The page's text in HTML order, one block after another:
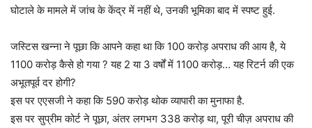
घोटाले के मामले में जांच के केंद्र में नहीं थे, उनकी भूमिका बाद में स्पष्ट हुई.
जस्टिस खन्ना ने पूछा कि आपने कहा था कि 100 करोड़ अपराध की आय है, ये
1100 करोड़ कैसे हो गया ? यह 2 या 3 वर्षों में 1100 करोड़… यह रिटर्न की एक
अभूतपूर्व दर होगी?
इस पर एएसजी ने कहा कि 590 करोड़ थोक व्यापारी का मुनाफा है.
इस पर सुप्रीम कोर्ट ने पूछा, अंतर लगभग 338 करोड़ था, पूरी चीज़ अपराध की